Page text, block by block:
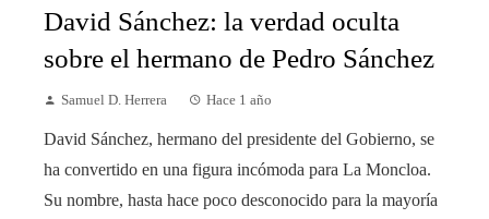
David Sánchez: la verdad oculta
sobre el hermano de Pedro Sánchez
Samuel D. Herrera Hace 1 año
David Sánchez, hermano del presidente del Gobierno, se
ha convertido en una figura incómoda para La Moncloa.
Su nombre, hasta hace poco desconocido para la mayoría